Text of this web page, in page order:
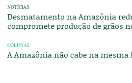
NOTÍCIAS
Desmatamento na Amazônia
compromete produção de grãos
COLUNAS
A Amazônia não cabe na